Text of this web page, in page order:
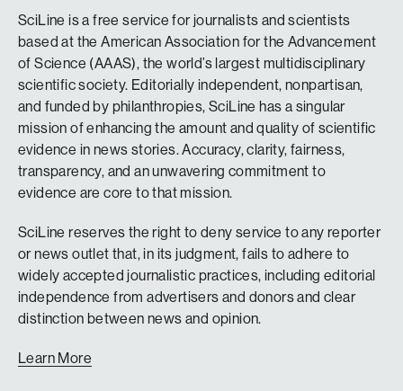
SciLine is a free service for journalists and scientists
based at the American Association for the Advancement
of Science (AAAS), the world’s largest multidisciplinary
scientific society. Editorially independent, nonpartisan,
and funded by philanthropies, SciLine has a singular
mission of enhancing the amount and quality of scientific
evidence in news stories. Accuracy, clarity, fairness,
transparency, and an unwavering commitment to
evidence are core to that mission.
SciLine reserves the right to deny service to any reporter
or news outlet that, in its judgment, fails to adhere to
widely accepted journalistic practices, including editorial
independence from advertisers and donors and clear
distinction between news and opinion.
Learn More